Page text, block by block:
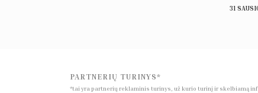
31
PARTNERIŲ TURINYS*
*tai yra partnerių reklaminis turinys, už kurio turinį ir skelbiamą